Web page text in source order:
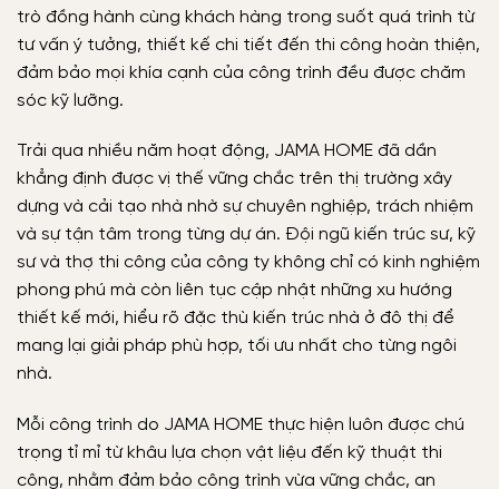
trò đồng hành cùng khách hàng trong suốt quá trình từ
tư vấn ý tưởng, thiết kế chi tiết đến thi công hoàn thiện,
đảm bảo mọi khía cạnh của công trình đều được chăm
sóc kỹ lưỡng.
Trải qua nhiều năm hoạt động, JAMA HOME đã dần
khẳng định được vị thế vững chắc trên thị trường xây
dựng và cải tạo nhà nhờ sự chuyên nghiệp, trách nhiệm
và sự tận tâm trong từng dự án. Đội ngũ kiến trúc sư, kỹ
sư và thợ thi công của công ty không chỉ có kinh nghiệm
phong phú mà còn liên tục cập nhật những xu hướng
thiết kế mới, hiểu rõ đặc thù kiến trúc nhà ở đô thị để
mang lại giải pháp phù hợp, tối ưu nhất cho từng ngôi
nhà.
Mỗi công trình do JAMA HOME thực hiện luôn được chú
trọng tỉ mỉ từ khâu lựa chọn vật liệu đến kỹ thuật thi
công, nhằm đảm bảo công trình vừa vững chắc, an